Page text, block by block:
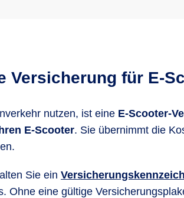
Versicherung für E-
nutzen, ist eine E-Scooter-
E-Scooter. Sie übernimmt die
Sie ein
Ohne eine gültige